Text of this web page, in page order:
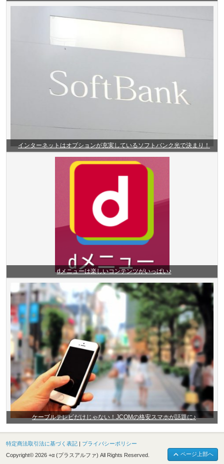
インターネットはオプションが充実しているソフトバンク光で決まり！
dメニューは楽しいコンテンツがいっぱい♪
ケーブルテレビだけじゃない！JCOMの格安スマホが話題に♪
ページ上部へ
特定商法取引法に基づく表記 | プライバシーポリシー
Copyright© 2026 +α (プラスアルファ) All Rights Reserved.